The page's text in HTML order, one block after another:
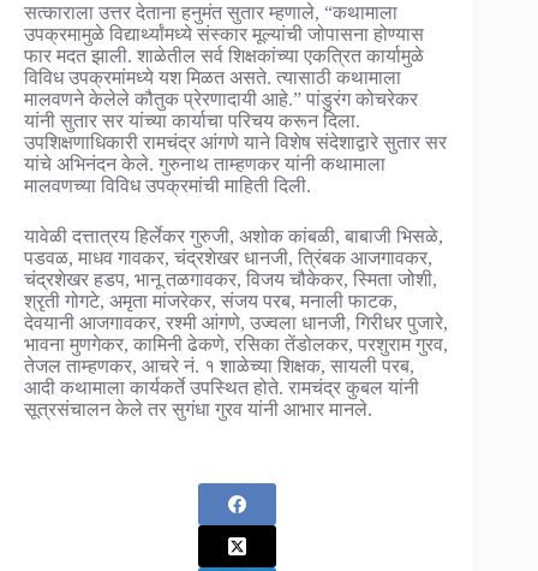
सत्काराला उत्तर देताना हनुमंत सुतार म्हणाले, “कथामाला
उपक्रमामुळे विद्यार्थ्यांमध्ये संस्कार मूल्यांची जोपासना होण्यास
फार मदत झाली. शाळेतील सर्व शिक्षकांच्या एकत्रित कार्यामुळे
विविध उपक्रमांमध्ये यश मिळत असते. त्यासाठी कथामाला
मालवणने केलेले कौतुक प्रेरणादायी आहे.” पांडुरंग कोचरेकर
यांनी सुतार सर यांच्या कार्याचा परिचय करून दिला.
उपशिक्षणाधिकारी रामचंद्र आंगणे याने विशेष संदेशाद्वारे सुतार सर
यांचे अभिनंदन केले. गुरुनाथ ताम्हणकर यांनी कथामाला
मालवणच्या विविध उपक्रमांची माहिती दिली.
यावेळी दत्तात्रय हिर्लेकर गुरुजी, अशोक कांबळी, बाबाजी भिसळे,
पडवळ, माधव गावकर, चंद्रशेखर धानजी, त्रिंबक आजगावकर,
चंद्रशेखर हडप, भानू तळगावकर, विजय चौकेकर, स्मिता जोशी,
श्रृती गोगटे, अमृता मांजरेकर, संजय परब, मनाली फाटक,
देवयानी आजगावकर, रश्मी आंगणे, उज्वला धानजी, गिरीधर पुजारे,
भावना मुणगेकर, कामिनी ढेकणे, रसिका तेंडोलकर, परशुराम गुरव,
तेजल ताम्हणकर, आचरे नं. १ शाळेच्या शिक्षक, सायली परब,
आदी कथामाला कार्यकर्ते उपस्थित होते. रामचंद्र कुबल यांनी
सूत्रसंचालन केले तर सुगंधा गुरव यांनी आभार मानले.